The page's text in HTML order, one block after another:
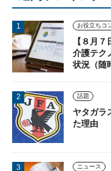
【８月
介護テク
状況（随
話題
ヤタガラ
た理由
ニュース